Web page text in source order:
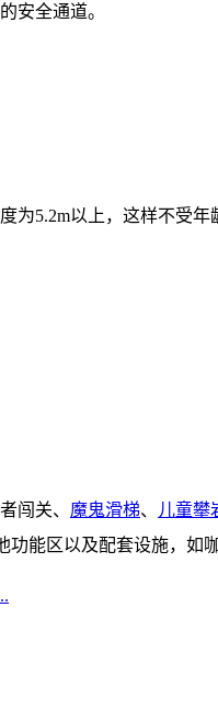
安全通道。
5.2m以上，这样不受
闯关、 魔鬼滑梯、 儿童攀
能区以及配套设施，如